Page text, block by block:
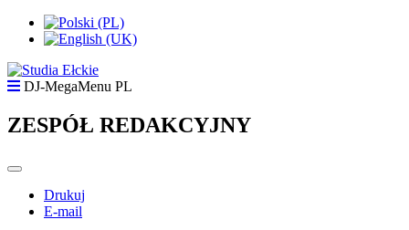
DJ-MegaMenu PL
ZESPÓŁ REDAKCYJNY
Drukuj
E-mail